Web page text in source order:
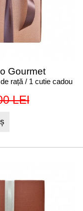
Gourmet
rață / 1 cutie cadou
LEI